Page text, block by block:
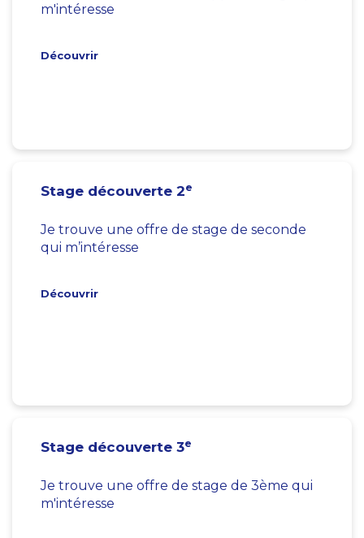
m'intéresse
Découvrir
Stage découverte 2e
Je trouve une offre de stage de seconde
qui m’intéresse
Découvrir
Stage découverte 3e
Je trouve une offre de stage de 3ème qui
m'intéresse